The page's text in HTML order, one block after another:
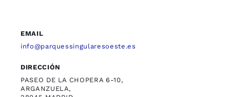
EMAIL
info@parquessingularesoeste.es
DIRECCIÓN
PASEO DE LA CHOPERA 6-10,
ARGANZUELA,